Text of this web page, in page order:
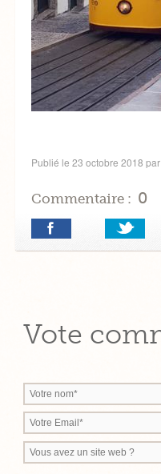
Publié le 23 octobre 2018 par
Commentaire : 0
Vote